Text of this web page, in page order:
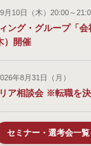
月10日（木）20:00～
ング・グループ「会
）開催
年8月31日（月）
ア相談会 ※転職を
セミナー・選考会一覧